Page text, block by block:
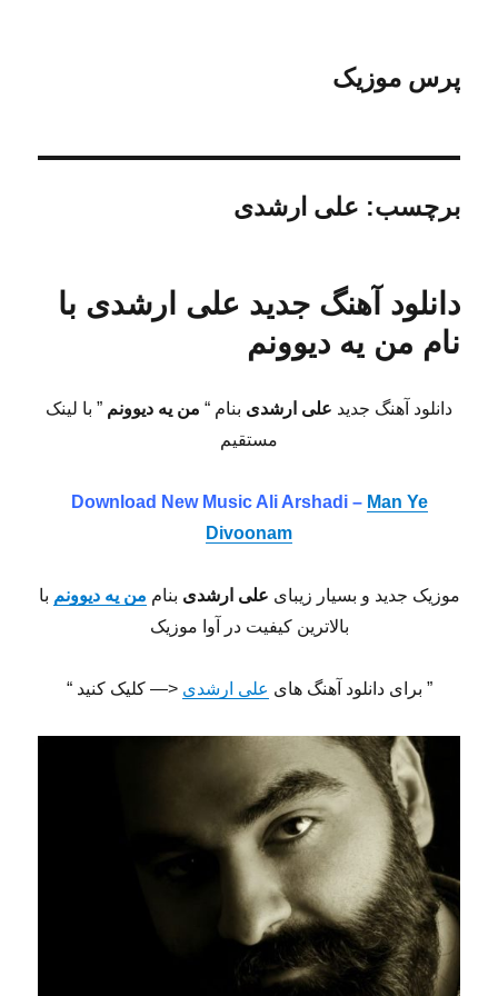
پرس موزیک
برچسب: علی ارشدی
دانلود آهنگ جدید علی ارشدی با
نام من یه دیوونم
دانلود آهنگ جدید علی ارشدی بنام “ من یه دیوونم ” با لینک
مستقیم
Download New Music Ali Arshadi – Man Ye
Divoonam
موزیک جدید و بسیار زیبای علی ارشدی بنام من یه دیوونم با
بالاترین کیفیت در آوا موزیک
” برای دانلود آهنگ های علی ارشدی <— کلیک کنید “